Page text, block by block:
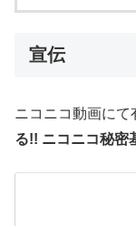
宣伝
ニコニコ動画にて
る!! ニコニコ秘密